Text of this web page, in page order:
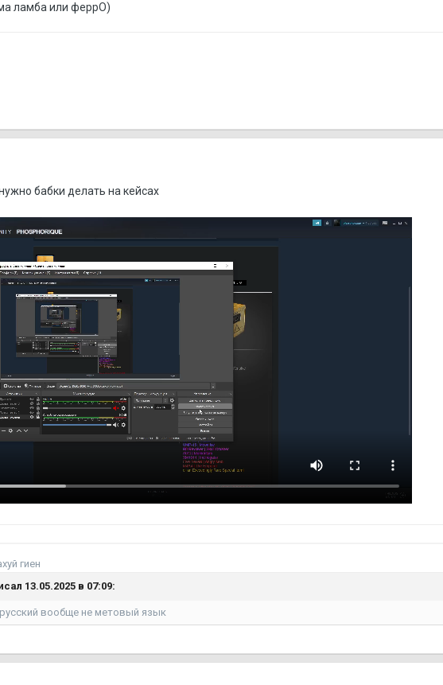
ламба или феррО)
бабки делать на кейсах
гиен
13.05.2025 в 07:09:
вообще не метовый язык